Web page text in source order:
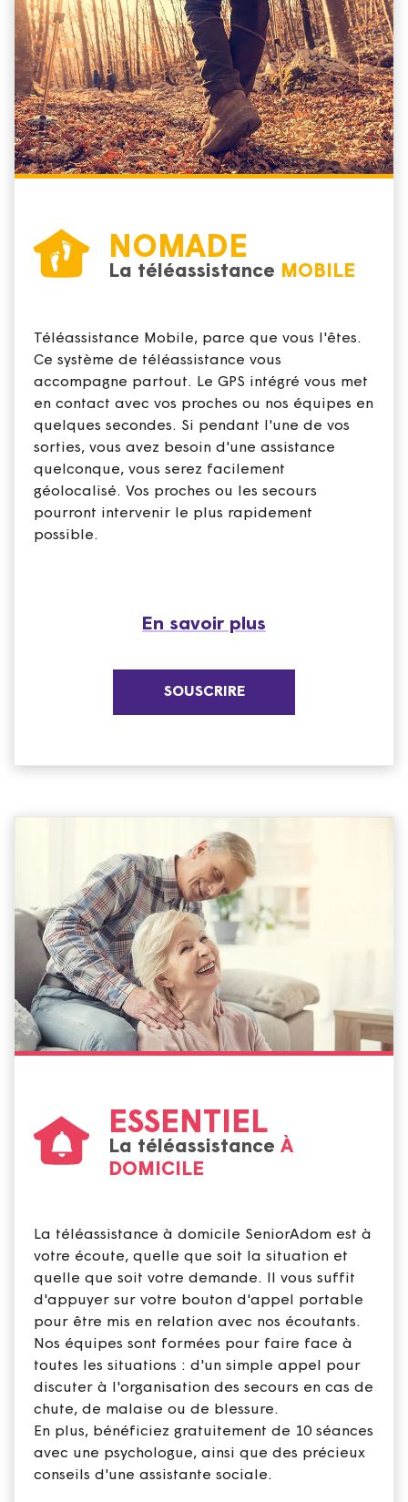
NOMADE
La téléassistance MOBILE
Téléassistance Mobile, parce que vous l'êtes.
Ce système de téléassistance vous
accompagne partout. Le GPS intégré vous met
en contact avec vos proches ou nos équipes en
quelques secondes. Si pendant l'une de vos
sorties, vous avez besoin d'une assistance
quelconque, vous serez facilement
géolocalisé. Vos proches ou les secours
pourront intervenir le plus rapidement
possible.
En savoir plus
SOUSCRIRE
ESSENTIEL
La téléassistance À
DOMICILE
La téléassistance à domicile SeniorAdom est à
votre écoute, quelle que soit la situation et
quelle que soit votre demande. Il vous suffit
d'appuyer sur votre bouton d'appel portable
pour être mis en relation avec nos écoutants.
Nos équipes sont formées pour faire face à
toutes les situations : d'un simple appel pour
discuter à l'organisation des secours en cas de
chute, de malaise ou de blessure.
En plus, bénéficiez gratuitement de 10 séances
avec une psychologue, ainsi que des précieux
conseils d'une assistante sociale.